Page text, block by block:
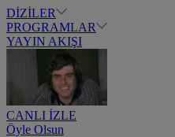
DİZİLER
PROGRAMLAR
YAYIN AKIŞI
CANLI İZLE
Öyle Olsun